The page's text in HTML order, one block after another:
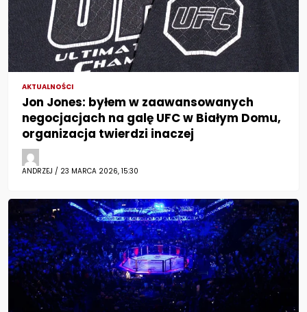
AKTUALNOŚCI
Jon Jones: byłem w zaawansowanych
negocjacjach na galę UFC w Białym Domu,
organizacja twierdzi inaczej
ANDRZEJ / 23 MARCA 2026, 15:30